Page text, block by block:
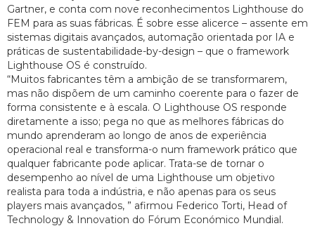
Gartner, e conta com nove reconhecimentos Lighthouse do
FEM para as suas fábricas. É sobre esse alicerce – assente em
sistemas digitais avançados, automação orientada por IA e
práticas de sustentabilidade-by-design – que o framework
Lighthouse OS é construído.
“Muitos fabricantes têm a ambição de se transformarem,
mas não dispõem de um caminho coerente para o fazer de
forma consistente e à escala. O Lighthouse OS responde
diretamente a isso; pega no que as melhores fábricas do
mundo aprenderam ao longo de anos de experiência
operacional real e transforma-o num framework prático que
qualquer fabricante pode aplicar. Trata-se de tornar o
desempenho ao nível de uma Lighthouse um objetivo
realista para toda a indústria, e não apenas para os seus
players mais avançados, ” afirmou Federico Torti, Head of
Technology & Innovation do Fórum Económico Mundial.